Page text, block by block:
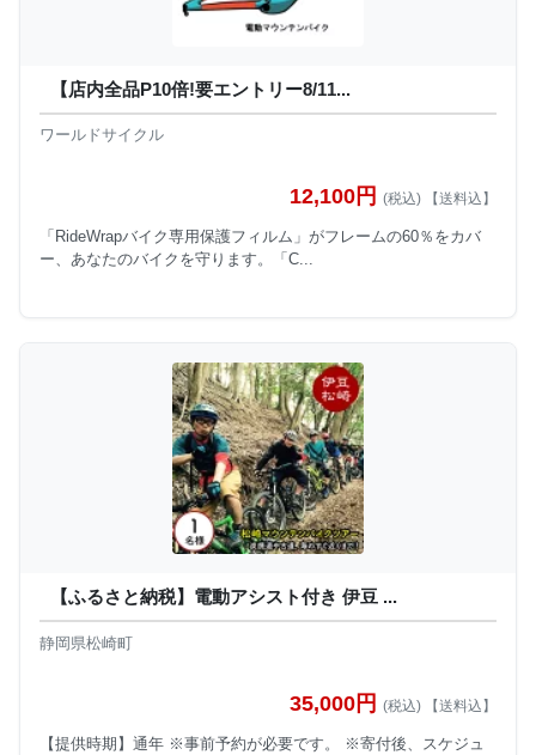
【店内全品P10倍!要エントリー8/11...
ワールドサイクル
12,100円 (税込) 【送料込】
「RideWrapバイク専用保護フィルム」がフレームの60％をカバ
ー、あなたのバイクを守ります。「C...
【ふるさと納税】電動アシスト付き 伊豆 ...
静岡県松崎町
35,000円 (税込) 【送料込】
【提供時期】通年 ※事前予約が必要です。 ※寄付後、スケジュ